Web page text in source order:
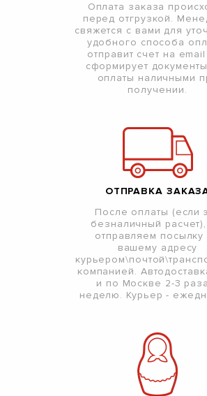
Оплата заказа
перед отгрузкой.
свяжется с вами для
удобного способа
отправит счет на
сформирует
оплаты наличными
получении.
ОТПРАВКА
После оплаты (если
безналичный
отправляем посылку
вашему адресу
компанией.
и по Москве 2-3
неделю. Курьер -